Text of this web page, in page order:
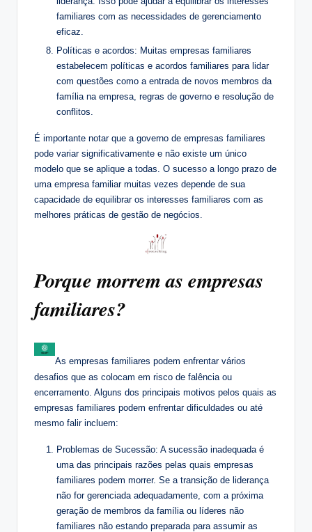
familiares com as necessidades de gerenciamento
eficaz.
Políticas e acordos: Muitas empresas familiares
estabelecem políticas e acordos familiares para lidar
com questões como a entrada de novos membros da
família na empresa, regras de governo e resolução de
conflitos.
É importante notar que a governo de empresas familiares
pode variar significativamente e não existe um único
modelo que se aplique a todas. O sucesso a longo prazo de
uma empresa familiar muitas vezes depende de sua
capacidade de equilibrar os interesses familiares com as
melhores práticas de gestão de negócios.
Porque morrem as empresas
familiares?
As empresas familiares podem enfrentar vários
desafios que as colocam em risco de falência ou
encerramento. Alguns dos principais motivos pelos quais as
empresas familiares podem enfrentar dificuldades ou até
mesmo falir incluem:
Problemas de Sucessão: A sucessão inadequada é
uma das principais razões pelas quais empresas
familiares podem morrer. Se a transição de liderança
não for gerenciada adequadamente, com a próxima
geração de membros da família ou líderes não
familiares não estando preparada para assumir as